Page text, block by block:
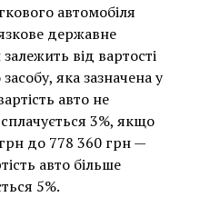
автомобіля
державне
від вартості
яка зазначена у
авто не
3%, якщо
грн до 778 360 грн —
авто більше
5%.